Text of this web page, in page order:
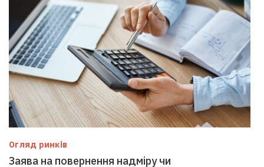
Огляд ринків
Заява на повернення надміру чи